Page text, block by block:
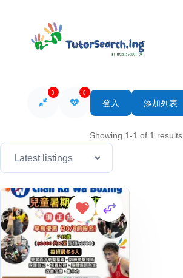
0 0
登入 添加列表
Showing 1-1 of 1 results